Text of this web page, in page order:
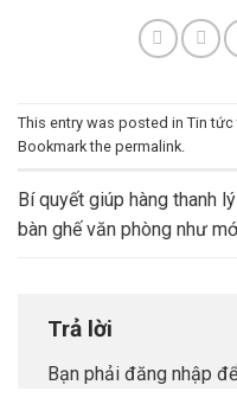
This entry was posted in Tin tức
Bookmark the permalink.
Bí quyết giúp hàng thanh lý
bàn ghế văn phòng như
Trả lời
Bạn phải đăng nhập